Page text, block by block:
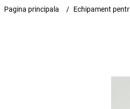
Pagina principala Echipament